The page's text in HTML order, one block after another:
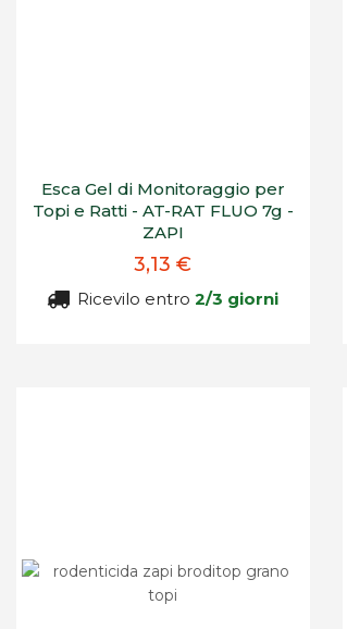
Esca Gel di Monitoraggio per
Topi e Ratti - AT-RAT FLUO 7g -
ZAPI
3,13 €
Ricevilo entro2/3 giorni